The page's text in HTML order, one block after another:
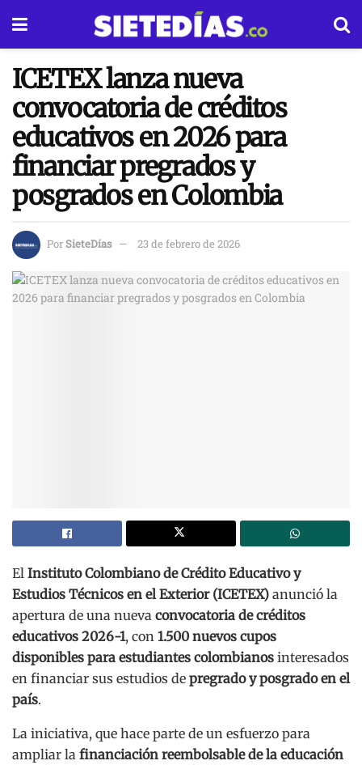
ICETEX lanza nueva
convocatoria de créditos
educativos en 2026 para
financiar pregrados y
posgrados en Colombia
PorSieteDías 23 de febrero de 2026
El Instituto Colombiano de Crédito Educativo y
Estudios Técnicos en el Exterior (ICETEX) anunció la
apertura de una nueva convocatoria de créditos
educativos 2026-1, con 1.500 nuevos cupos
disponibles para estudiantes colombianos interesados
en financiar sus estudios de pregrado y posgrado en el
país.
La iniciativa, que hace parte de un esfuerzo para
ampliar la financiación reembolsable de la educación